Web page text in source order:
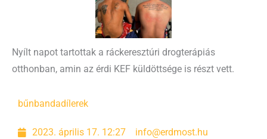
Nyílt napot tartottak a ráckeresztúri drogterápiás
otthonban, amin az érdi KEF küldöttsége is részt vett.
bűnbandadílerek
2023. április 17. 12:27 info@erdmost.hu